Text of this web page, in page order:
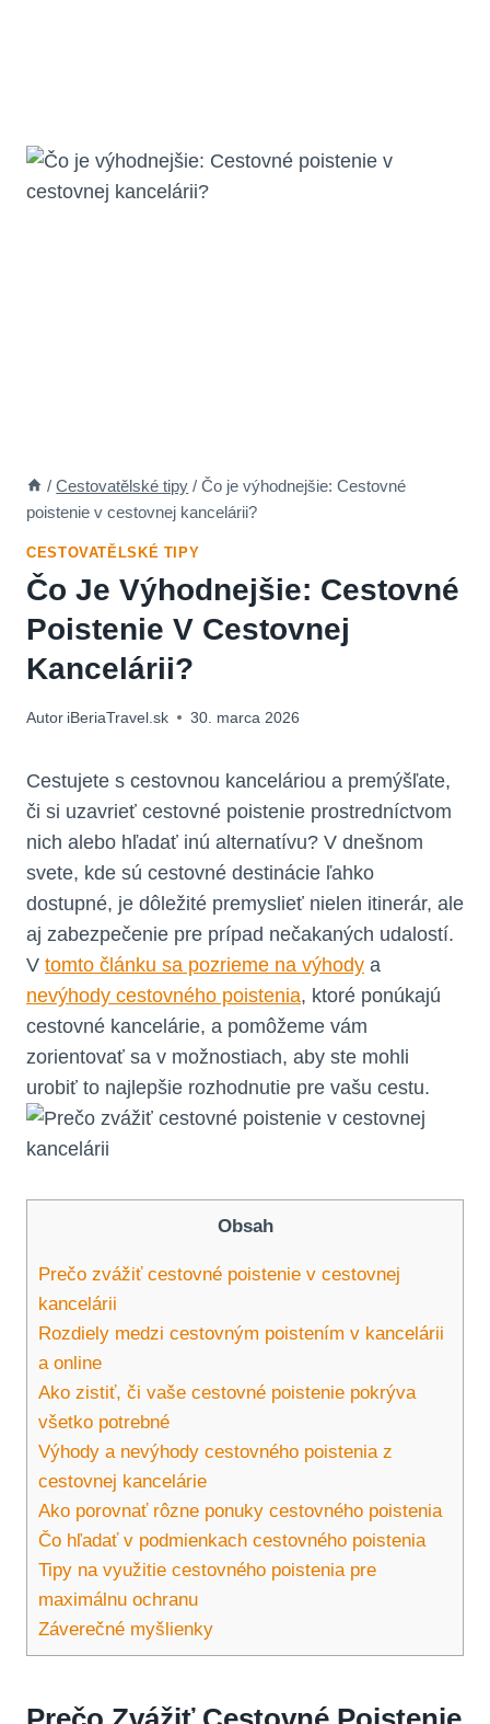
/ Cestovatělské tipy / Čo je výhodnejšie: Cestovné
poistenie v cestovnej kancelárii?
CESTOVATĚLSKÉ TIPY
Čo Je Výhodnejšie: Cestovné
Poistenie V Cestovnej
Kancelárii?
Autor iBeriaTravel.sk 30. marca 2026
Cestujete s cestovnou kanceláriou a premýšľate,
či si uzavrieť cestovné poistenie prostredníctvom
nich alebo hľadať inú alternatívu? V dnešnom
svete, kde sú cestovné destinácie ľahko
dostupné, je dôležité premyslieť nielen itinerár, ale
aj zabezpečenie pre prípad nečakaných udalostí.
V tomto článku sa pozrieme na výhody a
nevýhody cestovného poistenia, ktoré ponúkajú
cestovné kancelárie, a pomôžeme vám
zorientovať sa v možnostiach, aby ste mohli
urobiť to najlepšie rozhodnutie pre vašu cestu.
Obsah
Prečo zvážiť cestovné poistenie v cestovnej
kancelárii
Rozdiely medzi cestovným poistením v kancelárii
a online
Ako zistiť, či vaše cestovné poistenie pokrýva
všetko potrebné
Výhody a nevýhody cestovného poistenia z
cestovnej kancelárie
Ako porovnať rôzne ponuky cestovného poistenia
Čo hľadať v podmienkach cestovného poistenia
Tipy na využitie cestovného poistenia pre
maximálnu ochranu
Záverečné myšlienky